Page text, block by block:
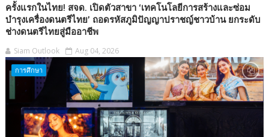
ครั้งแรกในไทย! สจด. เปิดตัวสาขา ‘เทคโนโลยีการสร้างและซ่อม
บำรุงเครื่องดนตรีไทย’ ถอดรหัสภูมิปัญญาปราชญ์ชาวบ้าน ยกระดับ
ช่างดนตรีไทยสู่มืออาชีพ
Siam Outlook Aug 04, 2026
การศึกษา